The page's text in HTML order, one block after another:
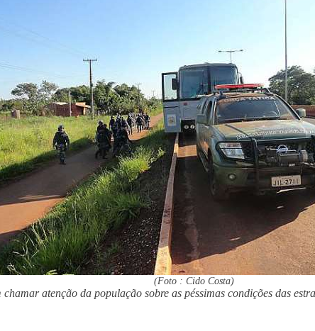
(Foto : Cido Costa)
chamar atenção da população sobre as péssimas condições das